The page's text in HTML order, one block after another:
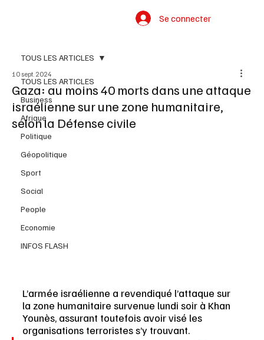
Se connecter
TOUS LES ARTICLES
Business
Afrique
Politique
Géopolitique
Sport
Social
People
Economie
INFOS FLASH
TOUS LES ARTICLES
Gaza: au moins 40 morts dans une attaque
israélienne sur une zone humanitaire,
selon la Défense civile
10 sept. 2024
L’armée israélienne a revendiqué l’attaque sur
la zone humanitaire survenue lundi soir à Khan
Younès, assurant toutefois avoir visé les
organisations terroristes s’y trouvant.